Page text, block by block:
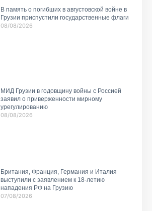
В память о погибших в августовской войне в
Грузии приспустили государственные флаги
08/08/2026
МИД Грузии в годовщину войны с Россией
заявил о приверженности мирному
урегулированию
08/08/2026
Британия, Франция, Германия и Италия
выступили с заявлением к 18-летию
нападения РФ на Грузию
07/08/2026